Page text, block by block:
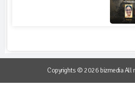
Copyrights © 2026 bizmedia All